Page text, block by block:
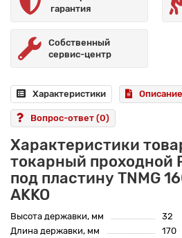
гарантия
Собственный
сервис-центр
Характеристики Описание
Вопрос-ответ (0)
Характеристики
токарный проходной
под пластину TNMG
AKKO
Высота державки, мм
32
Длина державки, мм
170